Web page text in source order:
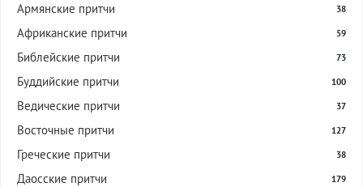
Армянские притчи 38
Африканские притчи 59
Библейские притчи 73
Буддийские притчи 100
Ведические притчи 37
Восточные притчи 127
Греческие притчи 38
Даосские притчи 179